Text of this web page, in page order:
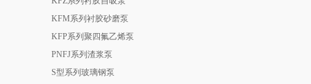
KFM系列衬胶砂磨泵
KFP系列聚四氟乙烯泵
PNFJ系列渣浆泵
S型系列玻璃钢泵